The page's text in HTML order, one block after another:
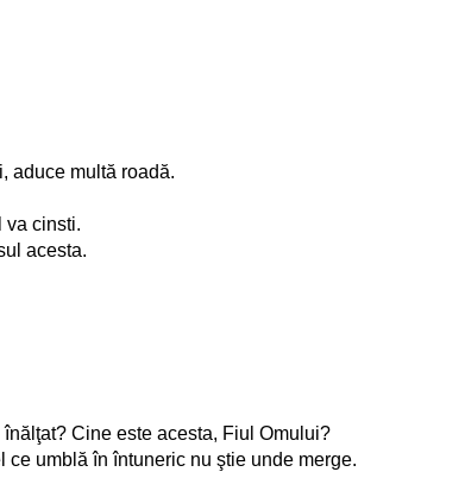
aduce multă roadă.
va cinsti.
acesta.
Cine este acesta, Fiul Omului?
umblă în întuneric nu ştie unde merge.